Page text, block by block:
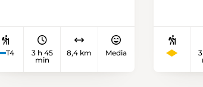
Ende September 1799
über den Gotthardpass
nach Altdorf und weiter
T4
3 h 45
min
8,4 km Media